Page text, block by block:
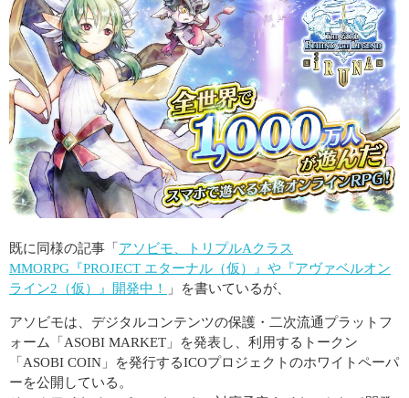
既に同様の記事「アソビモ、トリプルAクラス
MMORPG『PROJECT エターナル（仮）』や『アヴァベルオン
ライン2（仮）』開発中！
」を書いているが、
アソビモは、デジタルコンテンツの保護・二次流通プラットフ
ォーム「ASOBI MARKET」を発表し、利用するトークン
「ASOBI COIN」を発行するICOプロジェクトのホワイトペーパ
ーを公開している。